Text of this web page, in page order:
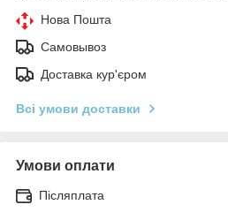
Нова Пошта
Самовывоз
Доставка кур'єром
Всі умови доставки
Умови оплати
Післяплата